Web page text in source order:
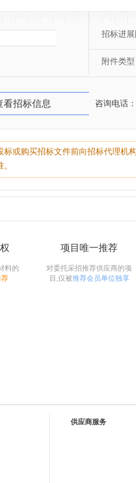
招标进展
附件类型
看招标信息 咨询电话：
标或购买招标文件前向招标代理机
料的
项目唯一推荐
对委托采招推荐供应商的项
目,仅被推荐会员单位独享
供应商服务